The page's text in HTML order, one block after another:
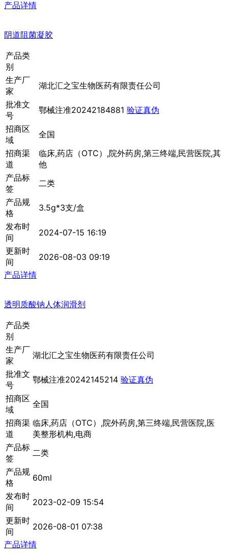
产品详情
阴道阻菌凝胶
产品类
别
生产厂
家
湖北汇之宝生物医药有限责任公司
批准文
号
鄂械注准20242184881 验证真伪
招商区
域
全国
招商渠
道
临床,药店（OTC）,院外药房,第三终端,民营医院,其
他
产品标
签
二类
产品规
格
3.5g*3支/盒
发布时
间
2024-07-15 16:19
更新时
间
2026-08-03 09:19
产品详情
透明质酸钠人体润滑剂
产品类
别
生产厂
家
湖北汇之宝生物医药有限责任公司
批准文
号
鄂械注准20242145214 验证真伪
招商区
域
全国
招商渠
道
临床,药店（OTC）,院外药房,第三终端,民营医院,医
美整形机构,电商
产品标
签
二类
产品规
格
60ml
发布时
间
2023-02-09 15:54
更新时
间
2026-08-01 07:38
产品详情